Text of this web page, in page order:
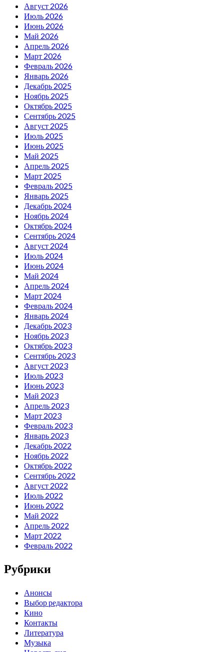
Август 2026
Июль 2026
Июнь 2026
Май 2026
Апрель 2026
Март 2026
Февраль 2026
Январь 2026
Декабрь 2025
Ноябрь 2025
Октябрь 2025
Сентябрь 2025
Август 2025
Июль 2025
Июнь 2025
Май 2025
Апрель 2025
Март 2025
Февраль 2025
Январь 2025
Декабрь 2024
Ноябрь 2024
Октябрь 2024
Сентябрь 2024
Август 2024
Июль 2024
Июнь 2024
Май 2024
Апрель 2024
Март 2024
Февраль 2024
Январь 2024
Декабрь 2023
Ноябрь 2023
Октябрь 2023
Сентябрь 2023
Август 2023
Июль 2023
Июнь 2023
Май 2023
Апрель 2023
Март 2023
Февраль 2023
Январь 2023
Декабрь 2022
Ноябрь 2022
Октябрь 2022
Сентябрь 2022
Август 2022
Июль 2022
Июнь 2022
Май 2022
Апрель 2022
Март 2022
Февраль 2022
Рубрики
Анонсы
Выбор редактора
Кино
Контакты
Литература
Музыка